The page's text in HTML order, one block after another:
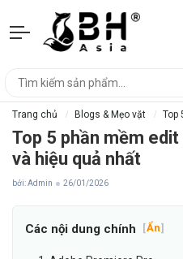
Trang chủ Blogs & Mẹo vặt Top
Top 5 phần mềm
và hiệu quả nhất
bởi: Admin 26/01/2026
Các nội dung chính [Ẩn]